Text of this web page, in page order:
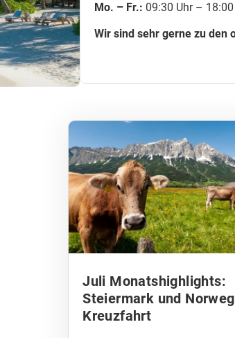
Mo. – Fr.: 09:30 Uhr –
Wir sind sehr gerne zu den
Juli Monatshighlights:
Steiermark und
Kreuzfahrt